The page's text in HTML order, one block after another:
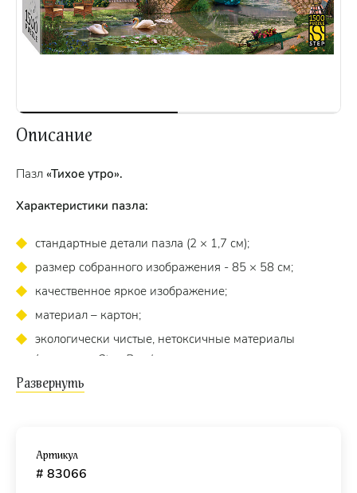
Описание
Пазл «Тихое утро».
Характеристики пазла:
стандартные детали пазла (2 × 1,7 см);
размер собранного изображения - 85 × 58 см;
качественное яркое изображение;
материал – картон;
экологически чистые, нетоксичные материалы
(компания
Step Puzzle
пазла и точность подгонки).
Артикул
# 83066